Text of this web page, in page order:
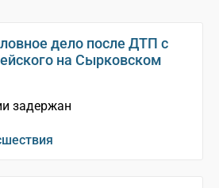
дело после ДТП с
на Сырковском
задержан